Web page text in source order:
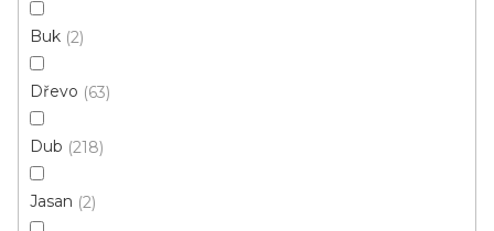
Buk 2
Dřevo 63
Dub 218
Jasan 2